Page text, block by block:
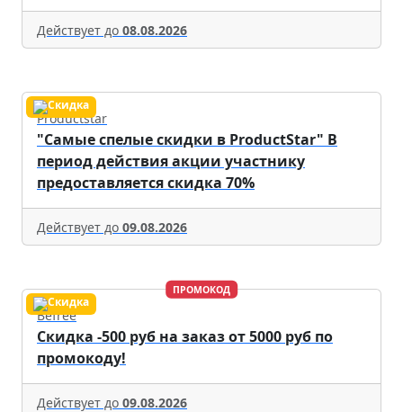
Действует до 08.08.2026
Productstar
"Самые спелые скидки в ProductStar" В
период действия акции участнику
предоставляется скидка 70%
Действует до 09.08.2026
ПРОМОКОД
Befree
Скидка -500 руб на заказ от 5000 руб по
промокоду!
Действует до 09.08.2026